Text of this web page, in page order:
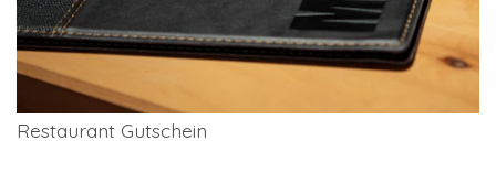
Restaurant Gutschein